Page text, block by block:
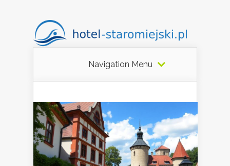
Navigation Menu